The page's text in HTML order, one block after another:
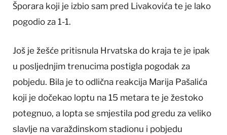
Šporara koji je izbio sam pred Livakovića te je lako
pogodio za 1-1.
Još je žešće pritisnula Hrvatska do kraja te je ipak
u posljednjim trenucima postigla pogodak za
pobjedu. Bila je to odlična reakcija Marija Pašalića
koji je dočekao loptu na 15 metara te je žestoko
potegnuo, a lopta se smjestila pod gredu za veliko
slavlje na varaždinskom stadionu i pobjedu